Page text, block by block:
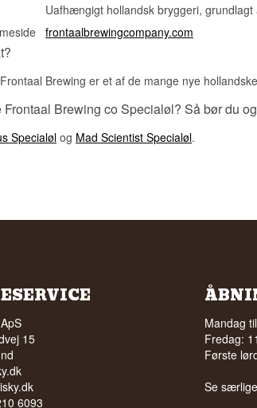
Uafhængigt hollandsk bryggeri,
frontaalbrewingcompany.com
Brewing er et af de mange nye
Frontaal Brewing co Specialøl? Så bør du
Specialøl og Mad Scientist Specialøl.
15
6093
Mandag
Fredag:
Første
Se